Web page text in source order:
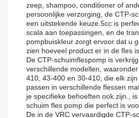
zeep, shampoo, conditioner of
persoonlijke verzorging, de CTP-
een uitstekende keuze.5cc is
scala aan toepassingen, en de
pompbuiskleur zorgt ervoor dat u
zien hoeveel product er in de fles
De CTP-schuimflespomp is
verschillende modellen,
410, 43-400 en 30-410, die elk
passen in verschillende flessen
je specifieke behoeften ook zijn.,
schuim fles pomp die perfect is
De in de VRC vervaardigde CTP-